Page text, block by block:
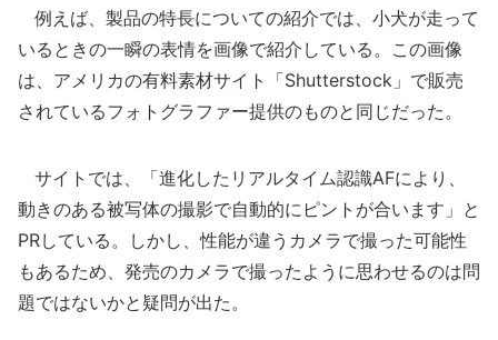
例えば、製品の特長についての紹介では、小犬が走って
いるときの一瞬の表情を画像で紹介している。この画像
は、アメリカの有料素材サイト「Shutterstock」で販売
されているフォトグラファー提供のものと同じだった。
サイトでは、「進化したリアルタイム認識AFにより、
動きのある被写体の撮影で自動的にピントが合います」と
PRしている。しかし、性能が違うカメラで撮った可能性
もあるため、発売のカメラで撮ったように思わせるのは問
題ではないかと疑問が出た。